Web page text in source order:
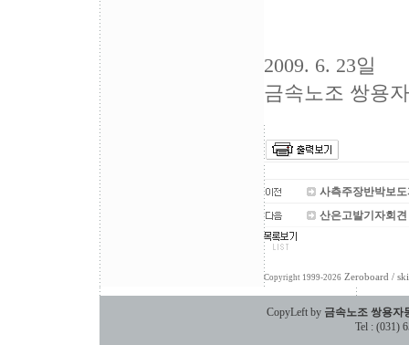
2009. 6. 23일
금속노조 쌍용
사측주장반박보
산은고발기자회견
Copyright 1999-2026 Zeroboard /
CopyLeft by 금속노조 쌍용자
Tel : (031)